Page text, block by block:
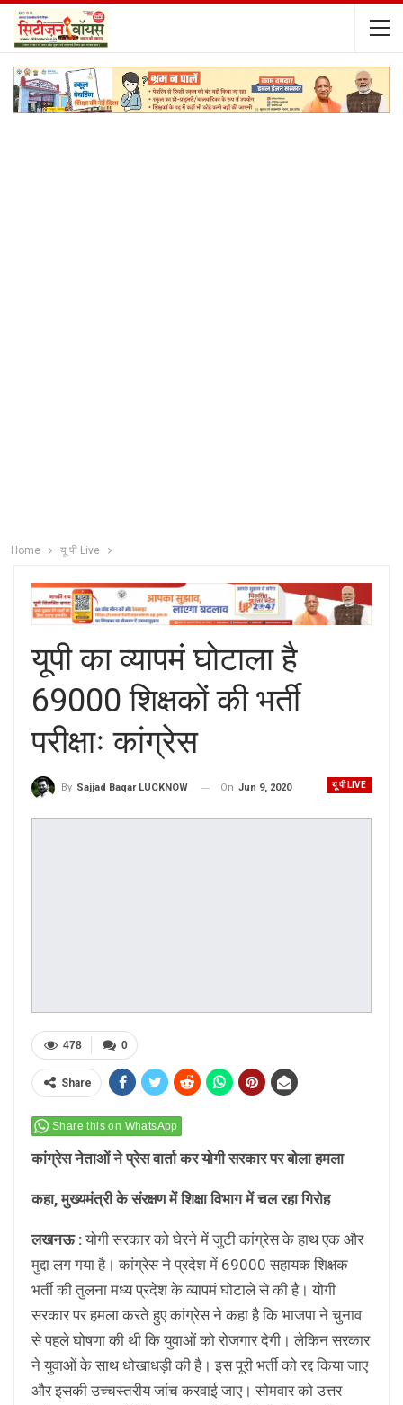
Home यू पी Live
यूपी का व्यापमं घोटाला है
69000 शिक्षकों की भर्ती
परीक्षाः कांग्रेस
यू पी LIVE
By Sajjad Baqar LUCKNOW On Jun 9, 2020
0
478
Share
Share this on WhatsApp
कांग्रेस नेताओं ने प्रेस वार्ता कर योगी सरकार पर बोला हमला
कहा, मुख्यमंत्री के संरक्षण में शिक्षा विभाग में चल रहा गिरोह
लखनऊ :योगी सरकार को घेरने में जुटी कांग्रेस के हाथ एक और
मुद्दा लग गया है। कांग्रेस ने प्रदेश में 69000 सहायक शिक्षक
भर्ती की तुलना मध्य प्रदेश के व्यापमं घोटाले से की है। योगी
सरकार पर हमला करते हुए कांग्रेस ने कहा है कि भाजपा ने चुनाव
से पहले घोषणा की थी कि युवाओं को रोजगार देगी। लेकिन सरकार
ने युवाओं के साथ धोखाधड़ी की है। इस पूरी भर्ती को रद्द किया जाए
और इसकी उच्चस्तरीय जांच करवाई जाए। सोमवार को उत्तर